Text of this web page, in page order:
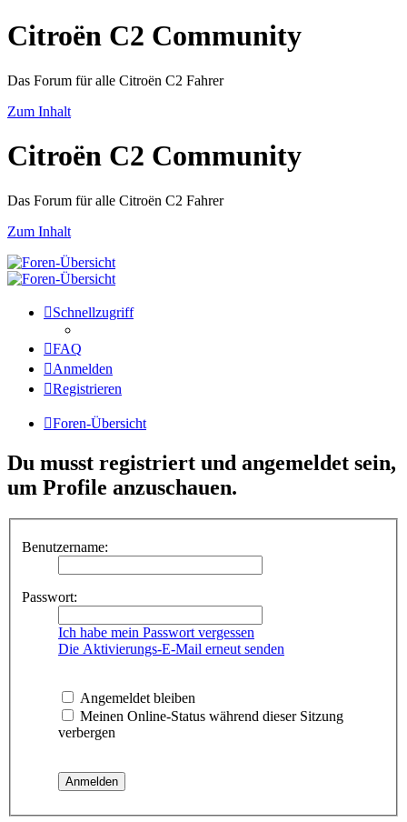
Citroën C2 Community
Das Forum für alle Citroën C2 Fahrer
Zum Inhalt
Citroën C2 Community
Das Forum für alle Citroën C2 Fahrer
Zum Inhalt
Schnellzugriff
FAQ
Anmelden
Registrieren
Foren-Übersicht
Du musst registriert und angemeldet sein,
um Profile anzuschauen.
Benutzername:
Passwort:
Ich habe mein Passwort vergessen
Die Aktivierungs-E-Mail erneut senden
Angemeldet bleiben
Meinen Online-Status während dieser Sitzung
verbergen